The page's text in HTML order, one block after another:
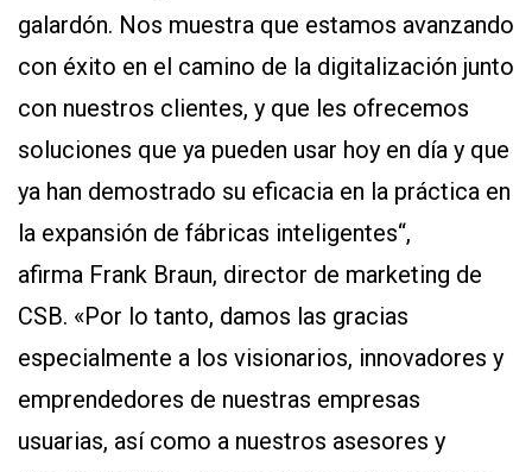
galardón. Nos muestra que estamos avanzando
con éxito en el camino de la digitalización junto
con nuestros clientes, y que les ofrecemos
soluciones que ya pueden usar hoy en día y que
ya han demostrado su eficacia en la práctica en
la expansión de fábricas inteligentes“,
afirma Frank Braun, director de marketing de
CSB. «Por lo tanto, damos las gracias
especialmente a los visionarios, innovadores y
emprendedores de nuestras empresas
usuarias, así como a nuestros asesores y